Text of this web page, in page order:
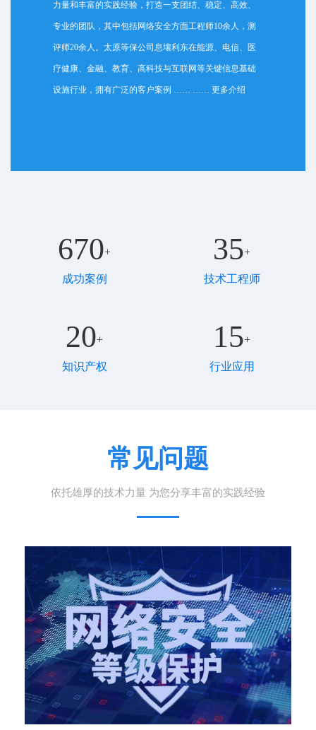
力量和丰富的实践经验，打造一支团结、稳定、高效、
专业的团队，其中包括网络安全方面工程师10余人，测
评师20余人。太原等保公司息壤利东在能源、电信、医
疗健康、金融、教育、高科技与互联网等关键信息基础
设施行业，拥有广泛的客户案例 …… …… 更多介绍
670+
成功案例
35+
技术工程师
20+
知识产权
15+
行业应用
常见问题
依托雄厚的技术力量 为您分享丰富的实践经验